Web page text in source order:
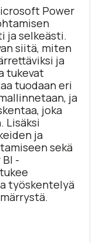
Power
ja selkeästi.
siitä, miten
ja
tukevat
tuodaan eri
ja
joka
Lisäksi
ja
sekä
-
työskentelyä